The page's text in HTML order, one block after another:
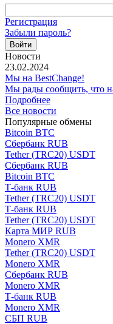
Регистрация
Забыли пароль?
Новости
23.02.2024
Мы на BestChange!
Мы рады сообщить, что
Подробнее
Все новости
Популярные обмены
Bitcoin BTC
Сбербанк RUB
Tether (TRC20) USDT
Сбербанк RUB
Bitcoin BTC
Т-банк RUB
Tether (TRC20) USDT
Т-банк RUB
Tether (TRC20) USDT
Карта МИР RUB
Monero XMR
Tether (TRC20) USDT
Monero XMR
Сбербанк RUB
Monero XMR
Т-банк RUB
Monero XMR
СБП RUB